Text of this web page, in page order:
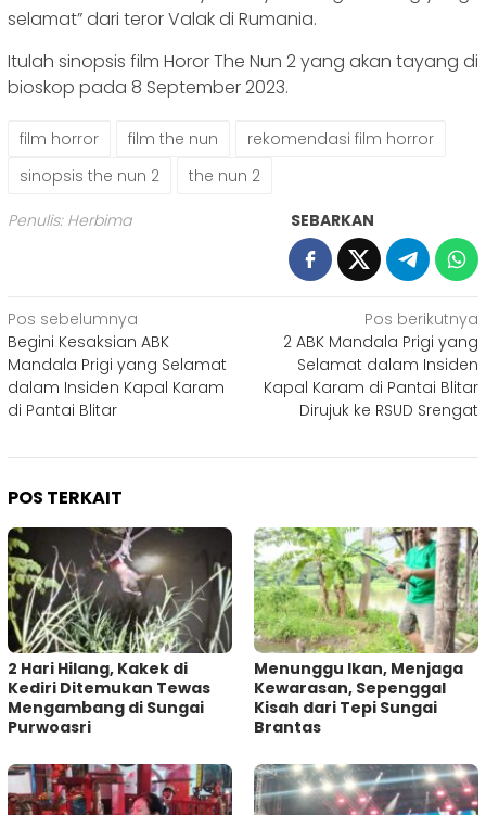
selamat” dari teror Valak di Rumania.
Itulah sinopsis film Horor The Nun 2 yang akan tayang di
bioskop pada 8 September 2023.
film horror film the nun
rekomendasi film horror
sinopsis the nun 2
the nun 2
Penulis: Herbima SEBARKAN
Navigasi
pos
Pos sebelumnya
Begini Kesaksian ABK
Mandala Prigi yang Selamat
dalam Insiden Kapal Karam
di Pantai Blitar
Pos berikutnya
2 ABK Mandala Prigi yang
Selamat dalam Insiden
Kapal Karam di Pantai Blitar
Dirujuk ke RSUD Srengat
POS TERKAIT
2 Hari Hilang, Kakek di
Kediri Ditemukan Tewas
Mengambang di Sungai
Purwoasri
Menunggu Ikan, Menjaga
Kewarasan, Sepenggal
Kisah dari Tepi Sungai
Brantas